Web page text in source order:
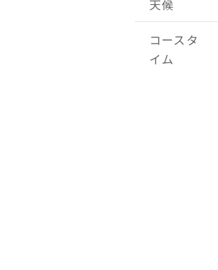
天候
コースタ
イム